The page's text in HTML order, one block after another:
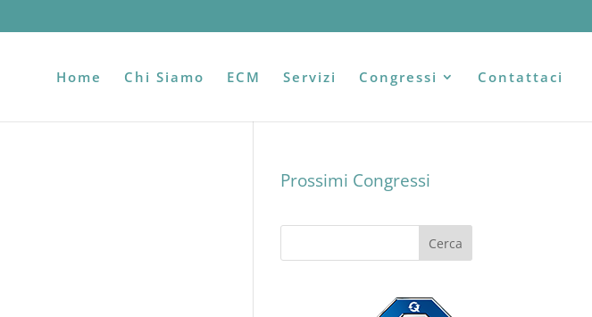
Home Chi Siamo ECM Servizi Congressi Contattaci
Prossimi Congressi